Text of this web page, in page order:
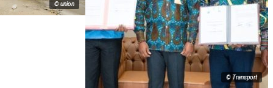
© Transport
© union